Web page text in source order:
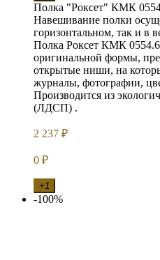
Полка "Роксет" КМК
Навешивание полки
горизонтальном, так и в
Полка Роксет КМК 0554.6
оригинальной формы,
открытые ниши, на
журналы, фотографии,
Производится из
(ЛДСП) .
2 237 ₽
0 ₽
+1
-100%